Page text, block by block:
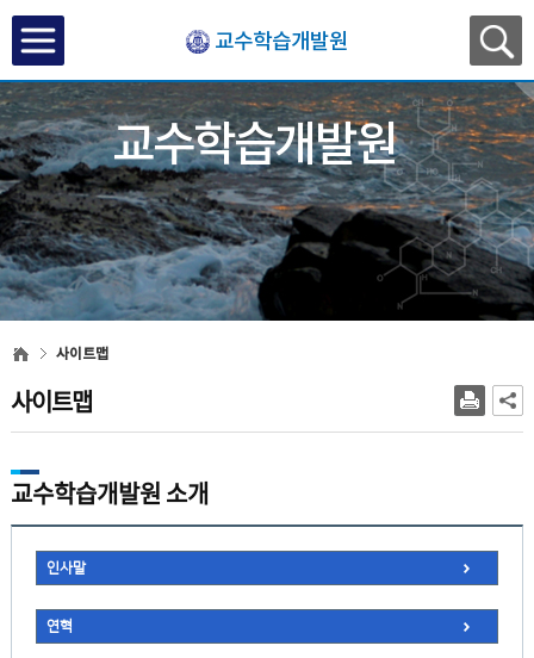
교수학습개발원
교수학습개발원
사이트맵
사이트맵
교수학습개발원 소개
인사말
연혁